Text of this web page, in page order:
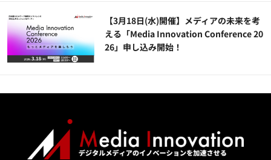
【3月18日(水)開催】メディアの未来を考
える「Media Innovation Conference 20
26」申し込み開始！